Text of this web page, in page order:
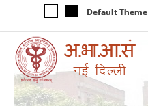
Default Theme